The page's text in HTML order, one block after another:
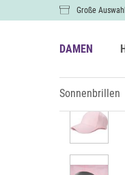
Große
DAMEN
Sonnenbrillen